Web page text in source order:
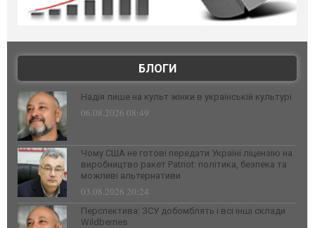
БЛОГИ
Надія лише на культ жінки в українській культурі
06.08.2026 08:49
Чому США не готові передати Україні ліцензію на
виробництво ракет Patriot: політика, безпека та
можливі альтернативи
03.08.2026 20:24
Перспектива: ЗСУ добомблять і всі інші склади
Wildberries